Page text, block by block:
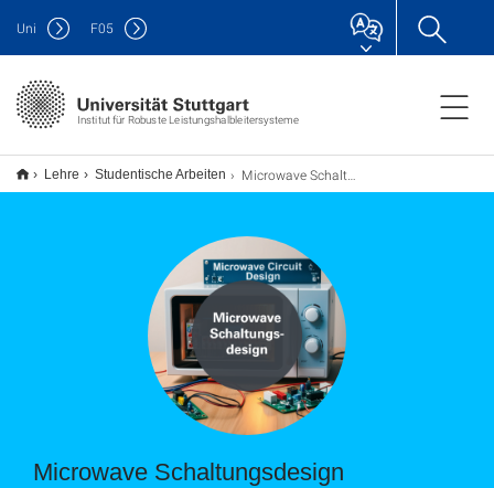
Institut für Robuste Leistungshalbleitersysteme
Uni F05
Lehre Studentische Arbeiten Microwave Schaltungsdesign
Microwave Schaltungsdesign